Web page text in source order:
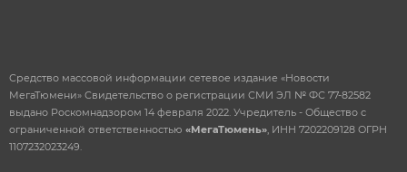
Средство массовой информации сетевое издание «Новости
МегаТюмени» Свидетельство о регистрации СМИ ЭЛ № ФС 77-82582
выдано Роскомнадзором 14 февраля 2022. Учредитель - Общество с
ограниченной ответственностью «МегаТюмень» , ИНН 7202209128 ОГРН
1107232023249.